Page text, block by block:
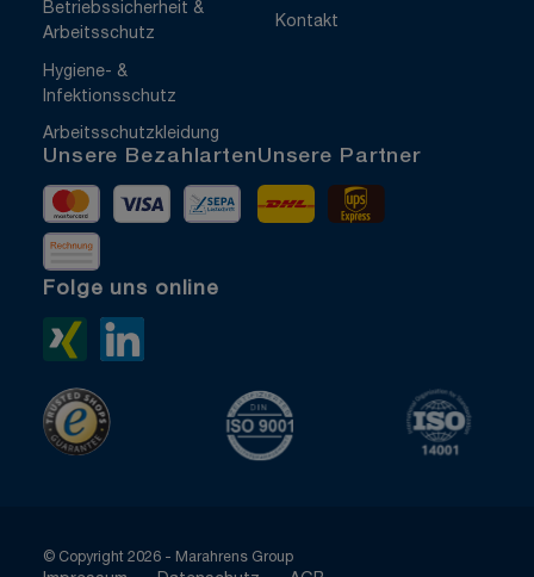
Betriebssicherheit &
Arbeitsschutz
Hygiene- &
Infektionsschutz
Arbeitsschutzkleidung
Kontakt
Unsere Bezahlarten
MastercardVisa Vorkasse
Rechnung
Unsere Partner
DHL
Folge uns online
Xing>
ISO 9001 zertifiziert
© Copyright 2026 - Marahrens Group